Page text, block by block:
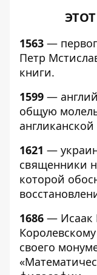
1563 —
Петр
книги.
1599 —
общую
1621 —
священники
которой
1686 — Исаак
своего